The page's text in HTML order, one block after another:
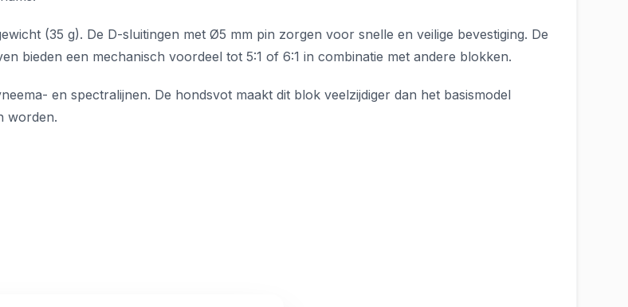
(35 g). De D-sluitingen met Ø5 mm pin zorgen voor snelle en veilige bevestiging. De
bieden een mechanisch voordeel tot 5:1 of 6:1 in combinatie met andere blokken.
en spectralijnen. De hondsvot maakt dit blok veelzijdiger dan het basismodel
worden.